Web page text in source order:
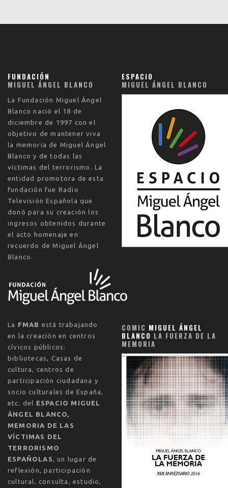
FUNDACIÓN
MIGUEL ÁNGEL BLANCO
La Fundación Miguel Ángel
Blanco nació el 18 de
diciembre de 1997 con el
objetivo de mantener viva
la memoria de Miguel Ángel
Blanco y de todas las
víctimas del terrorismo. La
entidad promotora de esta
fundación fue Radio
Televisión Española que
donó para su creación los
ingresos obtenidos durante
el acto homenaje en
recuerdo de Miguel Ángel
Blanco.
ESPACIO
MIGUEL ÁNGEL BLANCO
La FMAB está trabajando
en la creación en centros
cívicos públicos:
bibliotecas, Casas de
cultura, centros de
participación ciudadana y
socio culturales de España,
etc. del ESPACIO MIGUEL
ÁNGEL BLANCO,
MEMORIA DE LAS
VÍCTIMAS DEL
TERRORISMO
ESPAÑOLAS, un lugar de
reflexión, participación
cultural, consulta, estudio,
COMIC MIGUEL ÁNGEL
BLANCO LA FUERZA DE LA
MEMORIA